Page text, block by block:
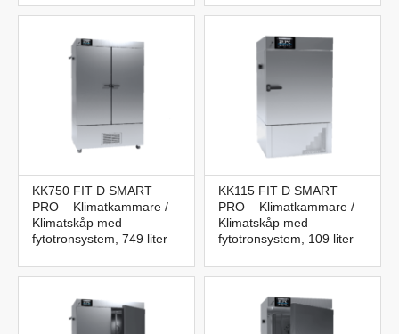
KK750 FIT D SMART
PRO – Klimatkammare /
Klimatskåp med
fytotronsystem, 749 liter
KK115 FIT D SMART
PRO – Klimatkammare /
Klimatskåp med
fytotronsystem, 109 liter